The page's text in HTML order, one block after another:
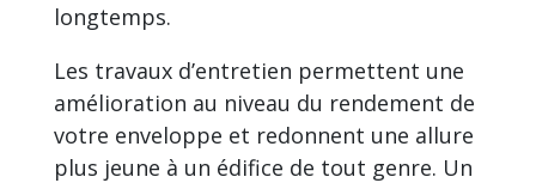
longtemps.
Les travaux d’entretien permettent une
amélioration au niveau du rendement de
votre enveloppe et redonnent une allure
plus jeune à un édifice de tout genre. Un